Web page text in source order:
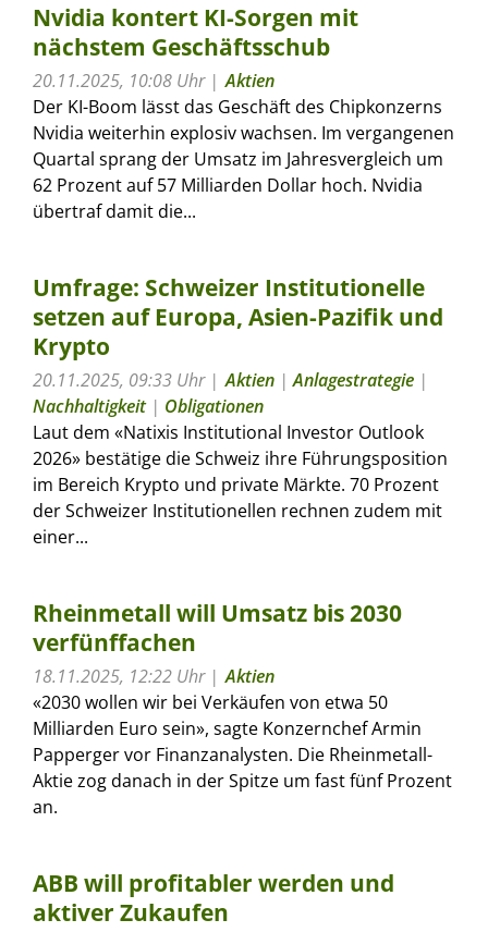
Nvidia kontert KI-Sorgen mit
nächstem Geschäftsschub
20.11.2025, 10:08 Uhr
Aktien
Der KI-Boom lässt das Geschäft des Chipkonzerns
Nvidia weiterhin explosiv wachsen. Im vergangenen
Quartal sprang der Umsatz im Jahresvergleich um
62 Prozent auf 57 Milliarden Dollar hoch. Nvidia
übertraf damit die...
Umfrage: Schweizer Institutionelle
setzen auf Europa, Asien-Pazifik und
Krypto
20.11.2025, 09:33 Uhr Aktien |Anlagestrategie |
Nachhaltigkeit| Obligationen
Laut dem «Natixis Institutional Investor Outlook
2026» bestätige die Schweiz ihre Führungsposition
im Bereich Krypto und private Märkte. 70 Prozent
der Schweizer Institutionellen rechnen zudem mit
einer...
Rheinmetall will Umsatz bis 2030
verfünffachen
18.11.2025, 12:22 Uhr
Aktien
«2030 wollen wir bei Verkäufen von etwa 50
Milliarden Euro sein», sagte Konzernchef Armin
Papperger vor Finanzanalysten. Die Rheinmetall-
Aktie zog danach in der Spitze um fast fünf Prozent
an.
ABB will profitabler werden und
aktiver Zukaufen